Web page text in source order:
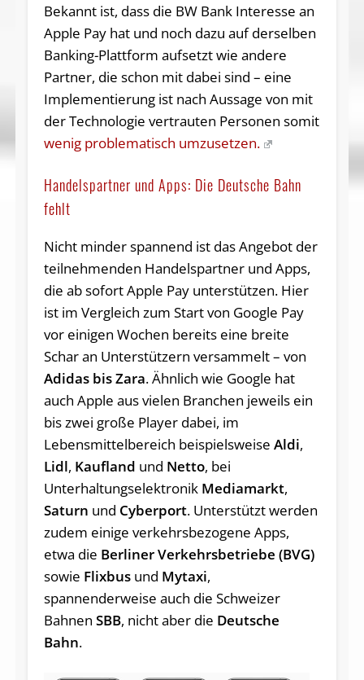
Bekannt ist, dass die BW Bank Interesse an
Apple Pay hat und noch dazu auf derselben
Banking-Plattform aufsetzt wie andere
Partner, die schon mit dabei sind – eine
Implementierung ist nach Aussage von mit
der Technologie vertrauten Personen somit
wenig problematisch umzusetzen.
Handelspartner und Apps: Die Deutsche Bahn
fehlt
Nicht minder spannend ist das Angebot der
teilnehmenden Handelspartner und Apps,
die ab sofort Apple Pay unterstützen. Hier
ist im Vergleich zum Start von Google Pay
vor einigen Wochen bereits eine breite
Schar an Unterstützern versammelt – von
Adidas bis Zara. Ähnlich wie Google hat
auch Apple aus vielen Branchen jeweils ein
bis zwei große Player dabei, im
Lebensmittelbereich beispielsweise Aldi,
Lidl, Kaufland und Netto, bei
Unterhaltungselektronik Mediamarkt,
Saturn und Cyberport. Unterstützt werden
zudem einige verkehrsbezogene Apps,
etwa die Berliner Verkehrsbetriebe (BVG)
sowie Flixbusund Mytaxi,
spannenderweise auch die Schweizer
Bahnen SBB, nicht aber die Deutsche
Bahn.